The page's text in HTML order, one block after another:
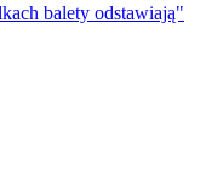
balety odstawiają"